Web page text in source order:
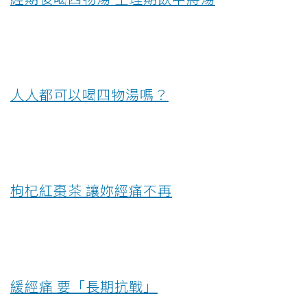
人人都可以喝四物湯嗎？
枸杞紅棗茶 讓妳經痛不再
緩經痛 要「長期抗戰」